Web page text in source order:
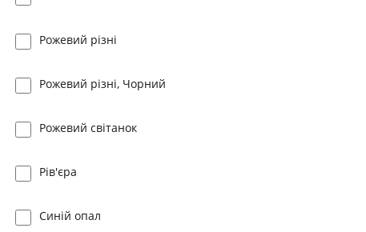
Рожевий різні
Рожевий різні, Чорний
Рожевий світанок
Рів'єра
Синій опал